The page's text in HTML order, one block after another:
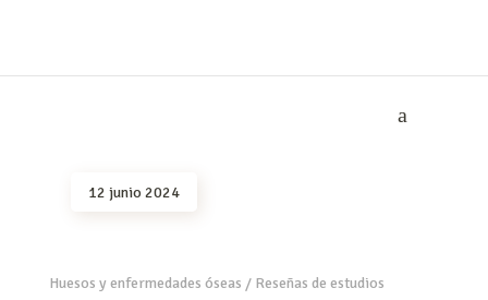
12 junio 2024
Huesos y enfermedades óseas / Reseñas de estudios